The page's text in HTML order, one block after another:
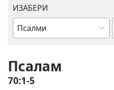
ИЗАБЕРИ
Библијска
Псалам
70:1-5